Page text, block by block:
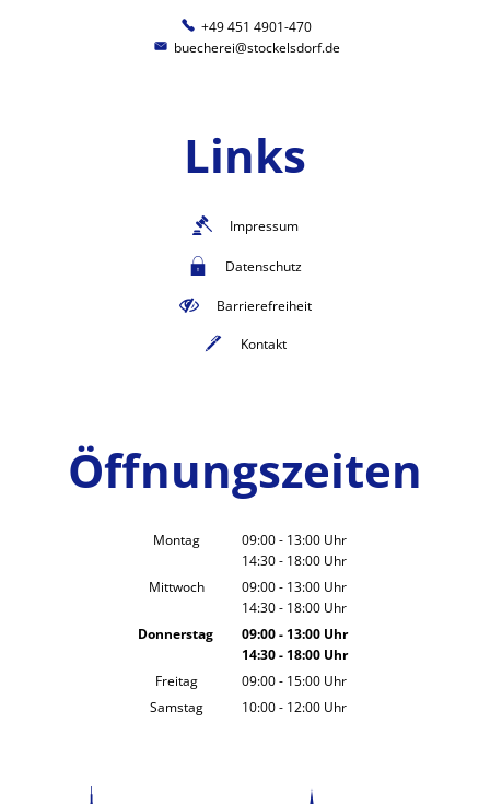
+49 451 4901-470
buecherei@stockelsdorf.de
Links
Impressum
Datenschutz
Barrierefreiheit
Kontakt
Öffnungszeiten
Montag 09:00- 13:00 Uhr
Von 09:00 bis 13:00 Uhr
14:30- 18:00 Uhr
Von 14:30 bis 18:00 Uhr
Mittwoch 09:00- 13:00 Uhr
Von 09:00 bis 13:00 Uhr
14:30- 18:00 Uhr
Von 14:30 bis 18:00 Uhr
Donnerstag 09:00- 13:00Uhr
Von 09:00 bis 13:00 Uhr
14:30- 18:00Uhr
Von 14:30 bis 18:00 Uhr
Freitag 09:00- 15:00 Uhr
Von 09:00 bis 15:00 Uhr
Samstag 10:00- 12:00 Uhr